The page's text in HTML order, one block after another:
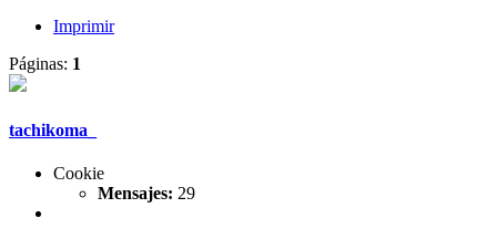
Imprimir
Páginas: 1
tachikoma_
Cookie
Mensajes: 29